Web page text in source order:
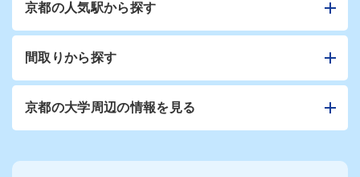
京都の人気駅から探す
間取りから探す
京都の大学周辺の情報を見る